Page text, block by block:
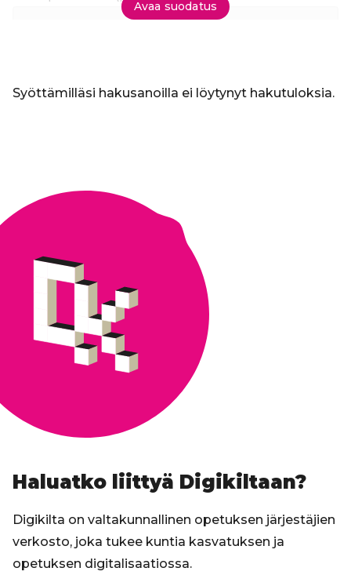
Avaa suodatus
Syöttämilläsi hakusanoilla ei löytynyt hakutuloksia.
Haluatko liittyä Digikiltaan?
Digikilta on valtakunnallinen opetuksen järjestäjien
verkosto, joka tukee kuntia kasvatuksen ja
opetuksen digitalisaatiossa.